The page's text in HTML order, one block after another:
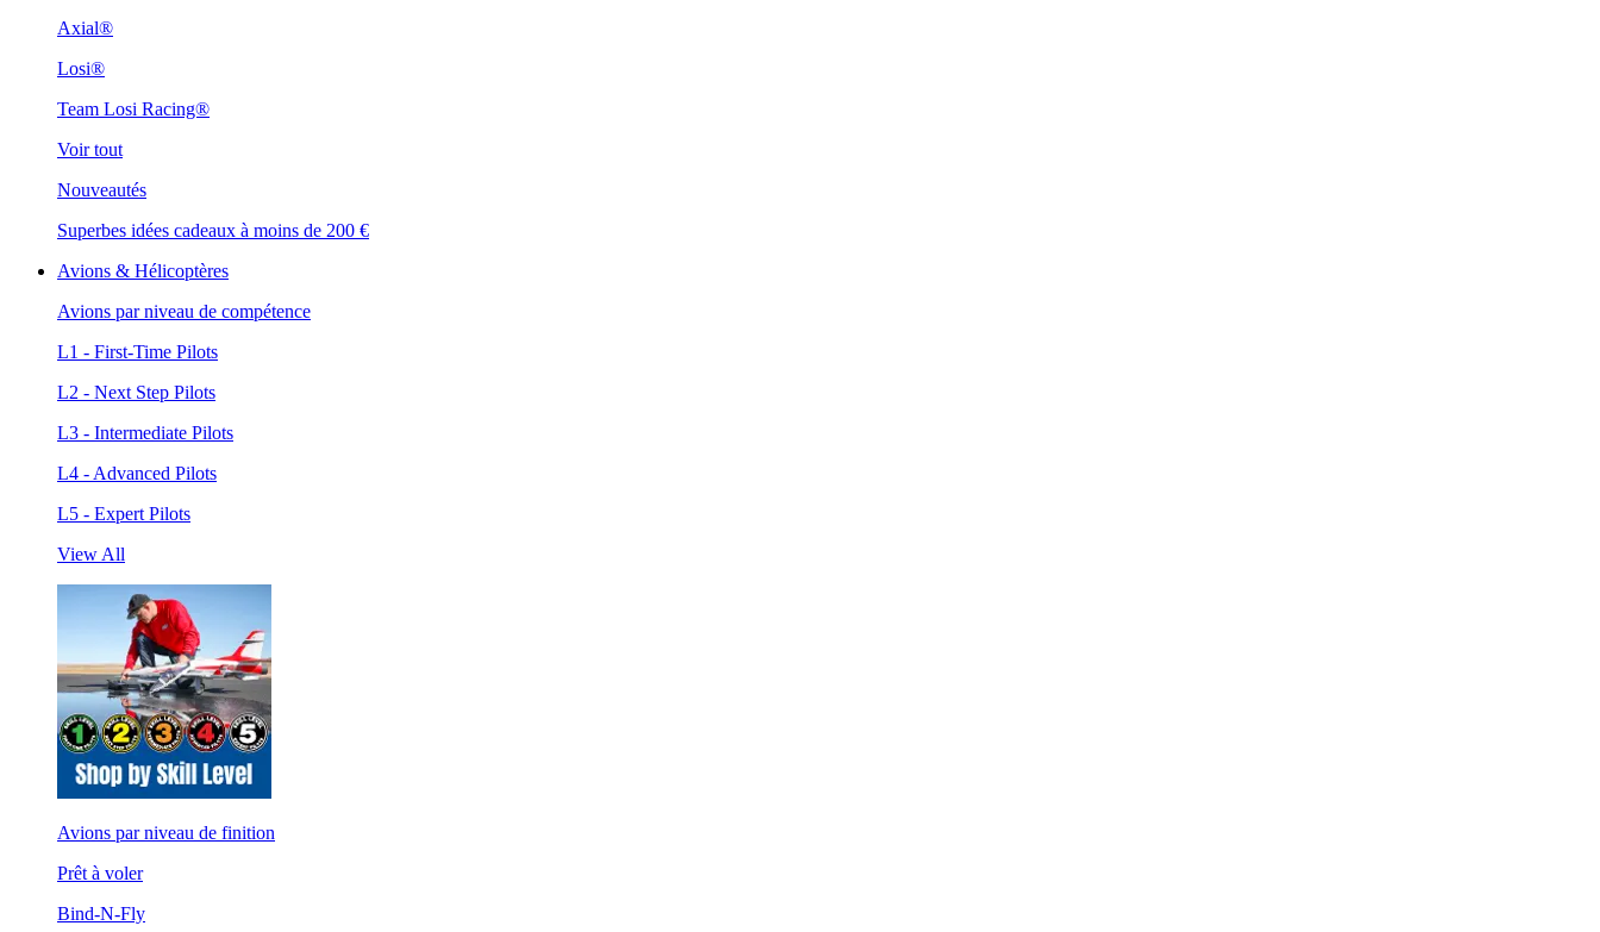
Axial®
Losi®
Team Losi Racing®
Voir tout
Nouveautés
Superbes idées cadeaux à moins de 200 €
Avions & Hélicoptères
Avions par niveau de compétence
L1 - First-Time Pilots
L2 - Next Step Pilots
L3 - Intermediate Pilots
L4 - Advanced Pilots
L5 - Expert Pilots
View All
Avions par niveau de finition
Prêt à voler
Bind-N-Fly